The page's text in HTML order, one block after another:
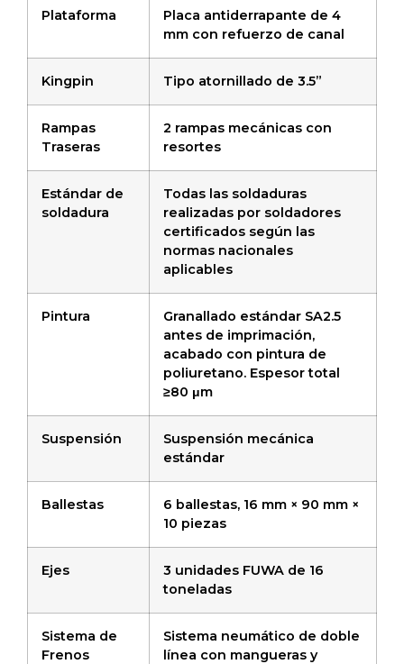
Plataforma
Placa antiderrapante de 4
mm con refuerzo de canal
Kingpin Tipo atornillado de 3.5”
Rampas
Traseras
2 rampas mecánicas con
resortes
Estándar de
soldadura
Todas las soldaduras
realizadas por soldadores
certificados según las
normas nacionales
aplicables
Pintura
Granallado estándar SA2.5
antes de imprimación,
acabado con pintura de
poliuretano. Espesor total
≥80 μm
Suspensión
Suspensión mecánica
estándar
Ballestas
6 ballestas, 16 mm × 90 mm ×
10 piezas
Ejes
3 unidades FUWA de 16
toneladas
Sistema de
Frenos
Sistema neumático de doble
línea con mangueras y